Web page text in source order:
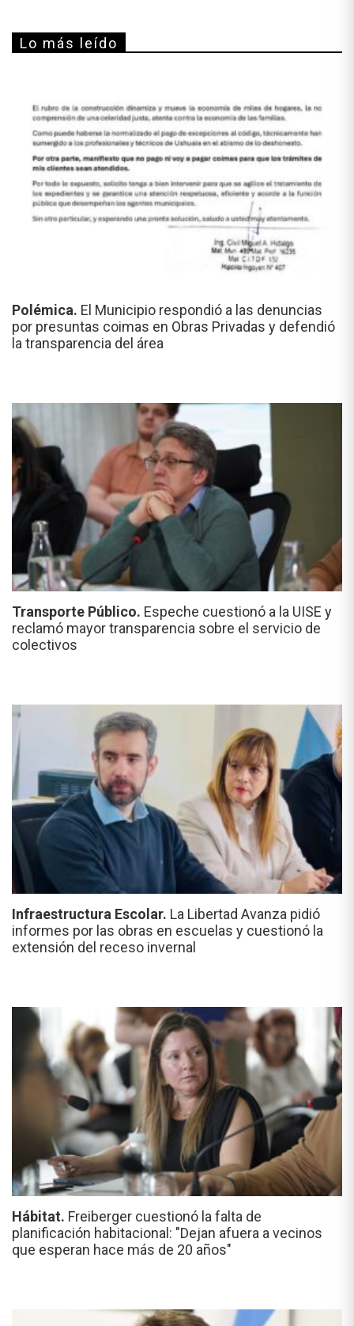
Lo más leído
Polémica. El Municipio respondió a las denuncias
por presuntas coimas en Obras Privadas y defendió
la transparencia del área
Transporte Público. Espeche cuestionó a la UISE y
reclamó mayor transparencia sobre el servicio de
colectivos
Infraestructura Escolar. La Libertad Avanza pidió
informes por las obras en escuelas y cuestionó la
extensión del receso invernal
Hábitat. Freiberger cuestionó la falta de
planificación habitacional: "Dejan afuera a vecinos
que esperan hace más de 20 años"